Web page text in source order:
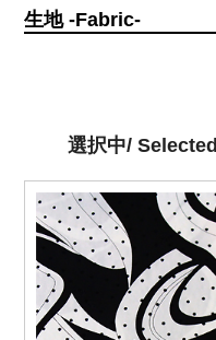
生地 -Fabric-
選択中/ Selected